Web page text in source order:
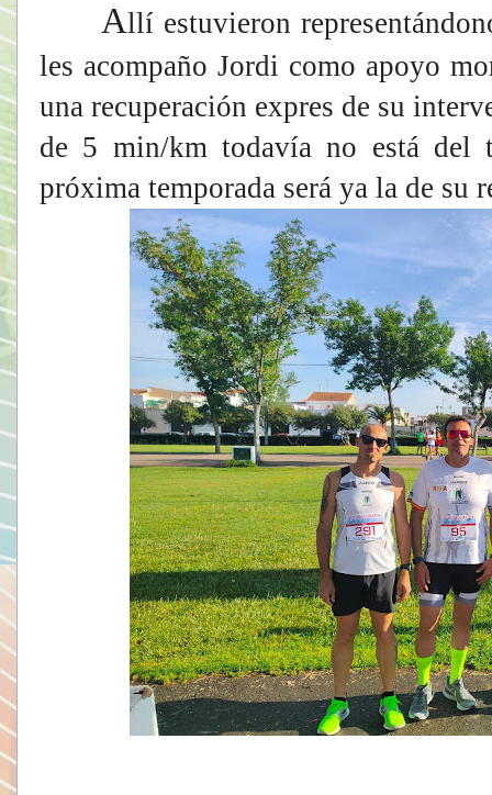
Allí estuvieron
les acompaño Jordi como apoyo
una recuperación expres de su
de 5 min/km todavía no está del
próxima temporada será ya la de su